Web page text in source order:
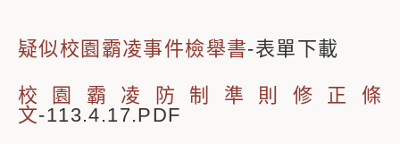
疑似校園霸凌事件檢舉書-表單下載
校園霸凌防制準則修正條
文-113.4.17.PDF